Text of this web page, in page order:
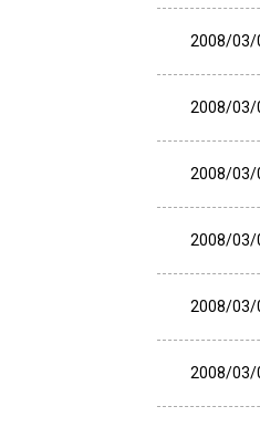
2008/03/
2008/03/
2008/03/
2008/03/
2008/03/
2008/03/